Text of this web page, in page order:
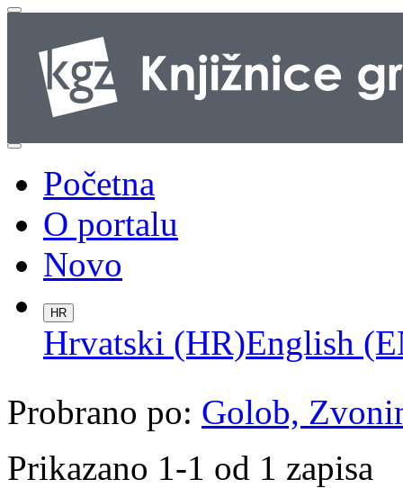
Početna
O portalu
Novo
HR
Hrvatski (HR)English
Probrano po: Golob,
Prikazano 1-1 od 1 zapisa